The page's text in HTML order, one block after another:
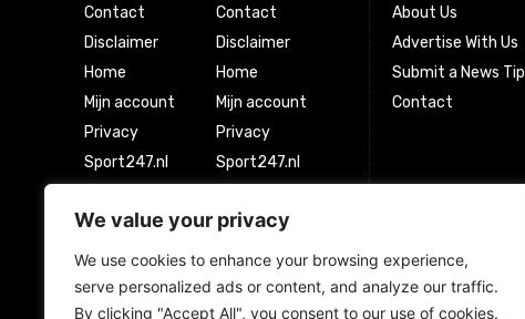
We value your privacy
We use cookies to enhance your browsing experience,
serve personalized ads or content, and analyze our traffic.
By clicking "Accept All", you consent to our use of cookies.
Contact
Disclaimer
Home
Mijn account
Privacy
Sport247.nl
Winkelwagen
Contact
Disclaimer
Home
Mijn account
Privacy
Sport247.nl
Winkelwagen
About Us
Advertise With Us
Submit a News Tip
Contact
Newsletter Signup